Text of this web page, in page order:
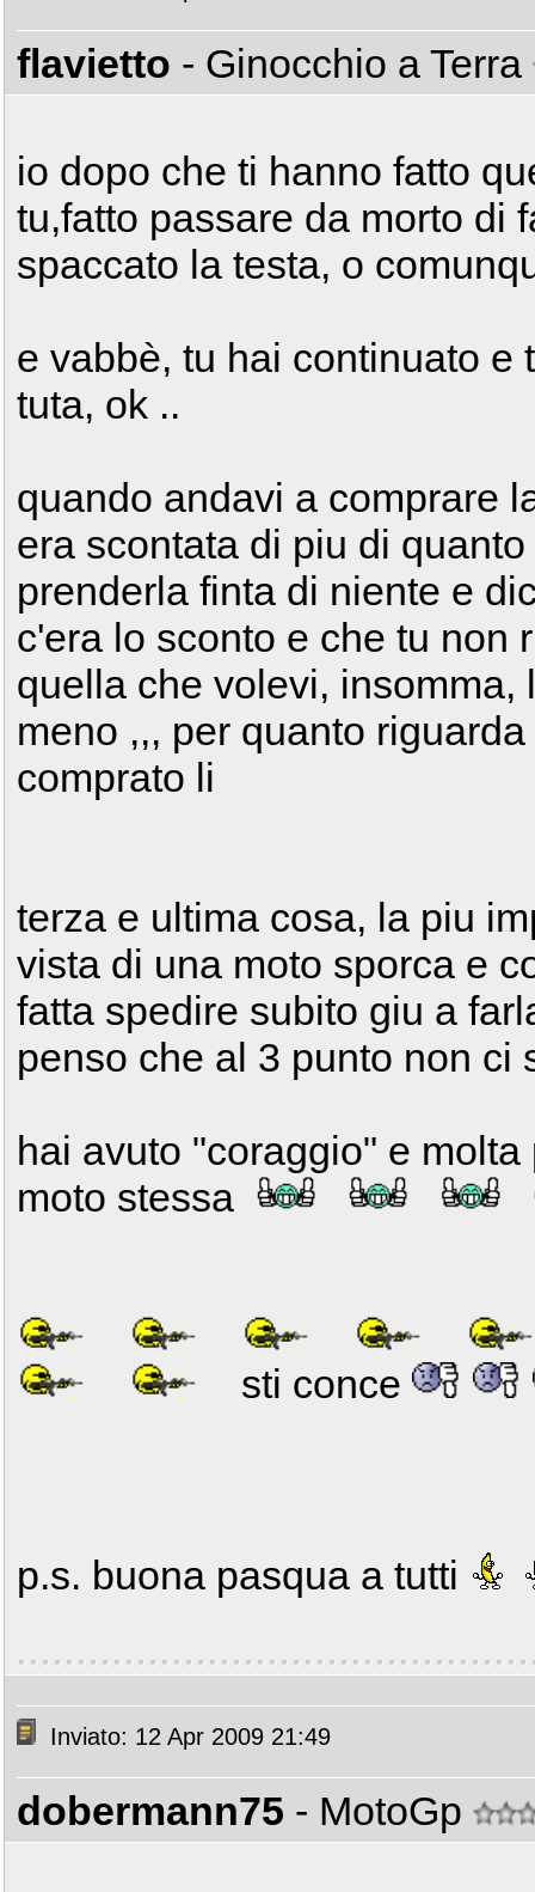
flavietto - Ginocchio a Terra
io dopo che ti hanno fatto
tu,fatto passare da morto di
spaccato la testa, o
e vabbè, tu hai continuato e
tuta, ok ..
quando andavi a comprare
era scontata di piu di
prenderla finta di niente e
c'era lo sconto e che tu non
quella che volevi, insomma,
meno ,,, per quanto
comprato li
terza e ultima cosa, la piu
vista di una moto sporca e
fatta spedire subito giu a
penso che al 3 punto non ci
hai avuto "coraggio" e
moto stessa
sti conce
p.s. buona pasqua a tutti
Inviato: 12 Apr 2009 21:49
dobermann75 - MotoGp